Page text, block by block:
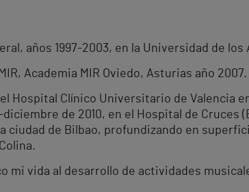
años 1997-2003, en la Universidad de
Academia MIR Oviedo, Asturias año 2007.
Hospital Clínico Universitario de Valencia
de 2010, en el Hospital de Cruces
ciudad de Bilbao, profundizando en
mi vida al desarrollo de actividades